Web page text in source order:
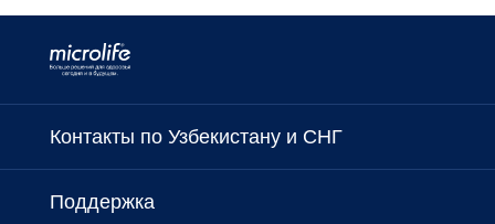
Контакты по Узбекистану и СНГ
Поддержка